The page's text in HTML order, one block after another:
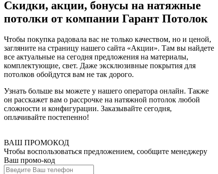
Скидки, акции, бонусы на натяжные
потолки от компании Гарант Потолок
Чтобы покупка радовала вас не только качеством, но и ценой,
загляните на страницу нашего сайта «Акции». Там вы найдете
все актуальные на сегодня предложения на материалы,
комплектующие, свет. Даже эксклюзивные покрытия для
потолков обойдутся вам не так дорого.
Узнать больше вы можете у нашего оператора онлайн. Также
он расскажет вам о рассрочке на натяжной потолок любой
сложности и конфигурации. Заказывайте сегодня,
оплачивайте постепенно!
ВАШ ПРОМОКОД
Чтобы воспользоваться предложением, сообщите менеджеру
Ваш промо-код